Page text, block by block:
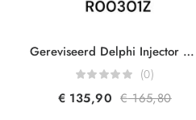
Gereviseerd Delphi Injector R00301Z R00001Z R00002Z R00101Z 2S7Q9K546AH 1152989 3S7Q9K546AJ 1376694 1226331 2.0TDCI
(0)
€ 135,90 €165,80